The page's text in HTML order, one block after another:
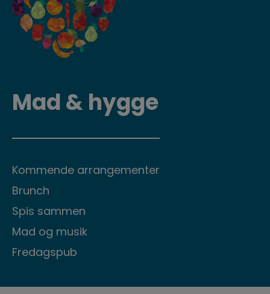
Mad & hygge
Kommende arrangementer
Brunch
Spis sammen
Mad og musik
Fredagspub